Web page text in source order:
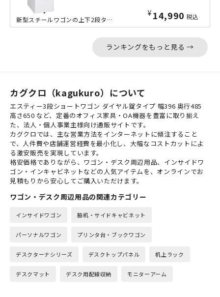
¥ 14,990 税込
新型スチールワゴンの上下2段タイプです。当店取扱い事務用スチールデスクのカラーに...
ランキングをもっと見る →
カグクロ（kagukuro）について
エスティー3段ショートワゴン ダイヤル錠タイプ 幅396 奥行485
高さ650 など、定番のオフィス家具・OA機器を豊富に取り揃え
た、法人・個人事業主様向け通販サイトです。
カグクロでは、主な営業方法をインターネットに傾注すること
で、人件費や店舗運営経費を最小化し、大幅なコストカットによ
る激安販売を実現しています。
格安価格でありながら、ワゴン・デスク周辺用品、インサイドワ
ゴン・インキャビネットなどの人気アイテムを、オンラインでお
見積もりから安心してご購入いただけます。
ワゴン・デスク周辺用品の関連カテゴリー
インサイドワゴン 脇机・サイドキャビネット
パーソナルワゴン プリンタ台・ブックワゴン
デスクターナシリーズ デスクトップパネル 机上ラック
デスクマット デスク用配線収納 モニターアーム